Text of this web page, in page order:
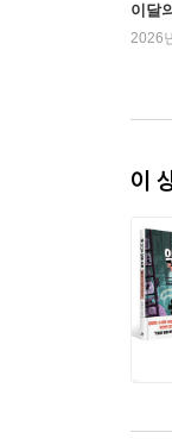
이달
2026
이